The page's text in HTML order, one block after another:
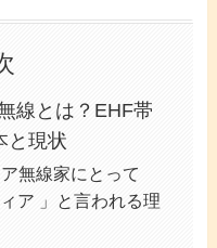
線とは？EHF帯
と現状
無線家にとって
ア 」と言われる理